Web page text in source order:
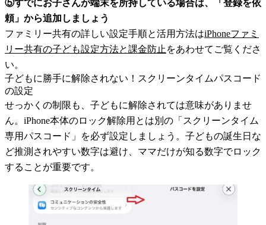
⑤すでにお子さんが端末を所持している場合は、「登録を依
頼」から追加しましょう
ファミリー共有の詳しい設定手順と活用方法はiPhoneファミ
リー共有の子ども設定方法と課金防止 をあわせてご覧くださ
い。
子どもに勝手に解除されない！スクリーンタイムパスコード
の設定
せっかくの制限も、子どもに解除されては意味がありませ
ん。iPhone本体のロック解除用とは別の「スクリーンタイム
専用パスコード」を必ず設定しましょう。子どもの誕生日な
ど推測されやすい数字は避け、ママだけが知る数字でロック
することが重要です。